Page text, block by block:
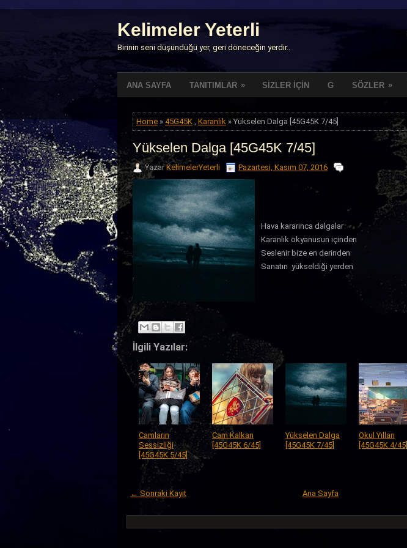
Kelimeler Yeterli
Birinin seni düşündüğü yer, geri döneceğin yerdir..
ANA SAYFA TANITIMLAR » SİZLER İÇİN G SÖZLER »
Home » 45G45K , Karanlık » Yükselen Dalga [45G45K 7/45]
Yükselen Dalga [45G45K 7/45]
YazarKelimelerYeterli Pazartesi, Kasım 07, 2016
Hava kararınca dalgalar
Karanlık okyanusun içinden
Seslenir bize en derinden
Sanatın yükseldiği yerden
İlgili Yazılar:
Camların
Sessizliği
[45G45K 5/45]
Cam Kalkan
[45G45K 6/45]
Yükselen Dalga
[45G45K 7/45]
Okul Yılları
[45G45K 4/45]
← Sonraki Kayıt Ana Sayfa